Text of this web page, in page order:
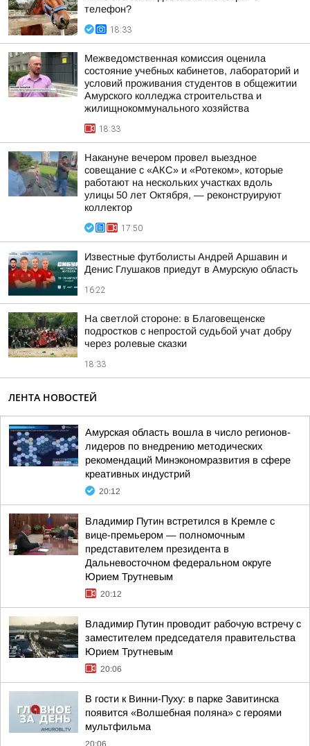
телефон?
18:33
Межведомственная комиссия оценила
состояние учебных кабинетов, лабораторий и
условий проживания студентов в общежитии
Амурского колледжа строительства и
жилищнокоммунального хозяйства
18:33
Накануне вечером провел выездное
совещание с «АКС» и «Ротеком», которые
работают на нескольких участках вдоль
улицы 50 лет Октября, — реконструируют
коллектор
17:50
Известные футболисты Андрей Аршавин и
Денис Глушаков приедут в Амурскую область
16:22
На светлой стороне: в Благовещенске
подростков с непростой судьбой учат добру
через ролевые сказки
18:33
ЛЕНТА НОВОСТЕЙ
Амурская область вошла в число регионов-
лидеров по внедрению методических
рекомендаций Минэкономразвития в сфере
креативных индустрий
20:12
Владимир Путин встретился в Кремле с
вице-премьером — полномочным
представителем президента в
Дальневосточном федеральном округе
Юрием Трутневым
20:12
Владимир Путин проводит рабочую встречу с
заместителем председателя правительства
Юрием Трутневым
20:06
В гости к Винни-Пуху: в парке Завитинска
появится «Волшебная поляна» с героями
мультфильма
20:06